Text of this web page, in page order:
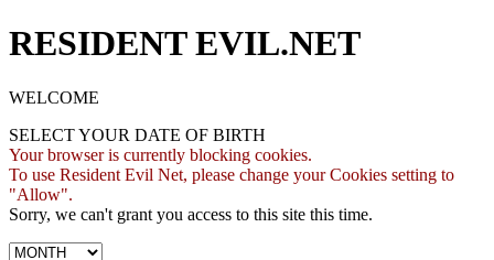
RESIDENT EVIL.NET
WELCOME
SELECT YOUR DATE OF BIRTH
Your browser is currently blocking cookies.
To use Resident Evil Net, please change your Cookies setting to
"Allow".
Sorry, we can't grant you access to this site this time.